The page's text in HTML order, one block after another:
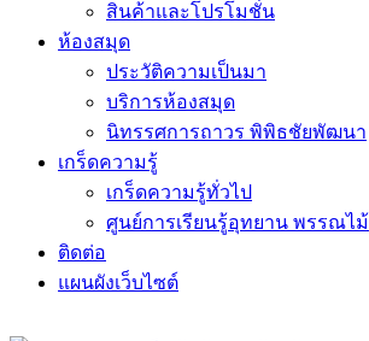
สินค้าและโปรโมชั่น
ห้องสมุด
ประวัติความเป็นมา
บริการห้องสมุด
นิทรรศการถาวร พิพิธชัยพัฒนา
เกร็ดความรู้
เกร็ดความรู้ทั่วไป
ศูนย์การเรียนรู้อุทยาน พรรณไม้
ติดต่อ
แผนผังเว็บไซต์